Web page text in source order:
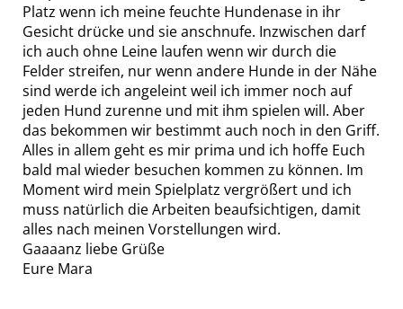
Platz wenn ich meine feuchte Hundenase in ihr
Gesicht drücke und sie anschnufe. Inzwischen darf
ich auch ohne Leine laufen wenn wir durch die
Felder streifen, nur wenn andere Hunde in der Nähe
sind werde ich angeleint weil ich immer noch auf
jeden Hund zurenne und mit ihm spielen will. Aber
das bekommen wir bestimmt auch noch in den Griff.
Alles in allem geht es mir prima und ich hoffe Euch
bald mal wieder besuchen kommen zu können. Im
Moment wird mein Spielplatz vergrößert und ich
muss natürlich die Arbeiten beaufsichtigen, damit
alles nach meinen Vorstellungen wird.
Gaaaanz liebe Grüße
Eure Mara